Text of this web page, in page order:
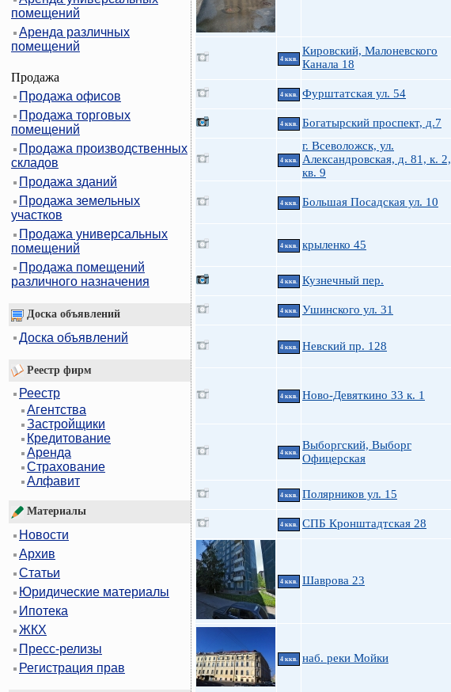
помещений
Аренда различных
помещений
Продажа
Продажа офисов
Продажа торговых
помещений
Продажа производственных
складов
Продажа зданий
Продажа земельных
участков
Продажа универсальных
помещений
Продажа помещений
различного назначения
Доска объявлений
Доска объявлений
Реестр фирм
Реестр
Агентства
Застройщики
Кредитование
Аренда
Страхование
Алфавит
Материалы
Новости
Архив
Статьи
Юридические материалы
Ипотека
ЖКХ
Пресс-релизы
Регистрация прав
4 ккв.
Кировский, Малоневского
Канала 18
4 ккв. Фурштатская ул. 54
4 ккв. Богатырский проспект, д.7
4 ккв.
г. Всеволожск, ул.
Александровская, д. 81, к. 2,
кв. 9
4 ккв. Большая Посадская ул. 10
4 ккв. крыленко 45
4 ккв. Кузнечный пер.
4 ккв. Ушинского ул. 31
4 ккв. Невский пр. 128
4 ккв. Ново-Девяткино 33 к. 1
4 ккв.
Выборгский, Выборг
Офицерская
4 ккв. Полярников ул. 15
4 ккв. СПБ Кронштадтская 28
4 ккв. Шаврова 23
4 ккв. наб. реки Мойки